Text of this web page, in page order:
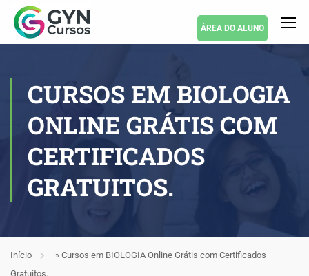
ÁREA DO ALUNO
CURSOS EM BIOLOGIA
ONLINE GRÁTIS COM
CERTIFICADOS
GRATUITOS.
Início » Cursos em BIOLOGIA Online Grátis com Certificados
Gratuitos.